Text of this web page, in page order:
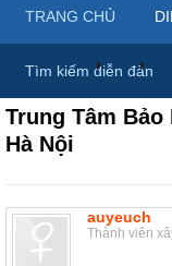
Diễn đàn ...
Trung Tâm Bảo
Hà Nội
auyeuch
Thành viên
TRANG CHỦ
Tìm kiếm diễn đàn